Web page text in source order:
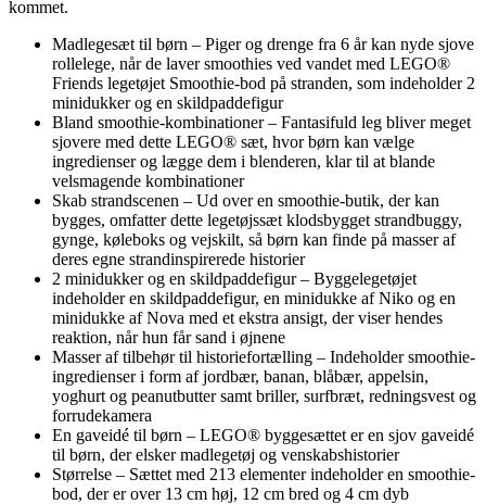
kommet.
Madlegesæt til børn – Piger og drenge fra 6 år kan nyde sjove
rollelege, når de laver smoothies ved vandet med LEGO®
Friends legetøjet Smoothie-bod på stranden, som indeholder 2
minidukker og en skildpaddefigur
Bland smoothie-kombinationer – Fantasifuld leg bliver meget
sjovere med dette LEGO® sæt, hvor børn kan vælge
ingredienser og lægge dem i blenderen, klar til at blande
velsmagende kombinationer
Skab strandscenen – Ud over en smoothie-butik, der kan
bygges, omfatter dette legetøjssæt klodsbygget strandbuggy,
gynge, køleboks og vejskilt, så børn kan finde på masser af
deres egne strandinspirerede historier
2 minidukker og en skildpaddefigur – Byggelegetøjet
indeholder en skildpaddefigur, en minidukke af Niko og en
minidukke af Nova med et ekstra ansigt, der viser hendes
reaktion, når hun får sand i øjnene
Masser af tilbehør til historiefortælling – Indeholder smoothie-
ingredienser i form af jordbær, banan, blåbær, appelsin,
yoghurt og peanutbutter samt briller, surfbræt, redningsvest og
forrudekamera
En gaveidé til børn – LEGO® byggesættet er en sjov gaveidé
til børn, der elsker madlegetøj og venskabshistorier
Størrelse – Sættet med 213 elementer indeholder en smoothie-
bod, der er over 13 cm høj, 12 cm bred og 4 cm dyb